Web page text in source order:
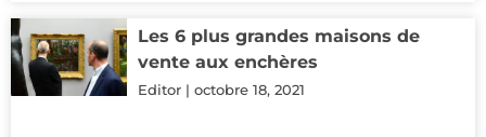
Les 6 plus grandes maisons de
vente aux enchères
Editor octobre 18, 2021